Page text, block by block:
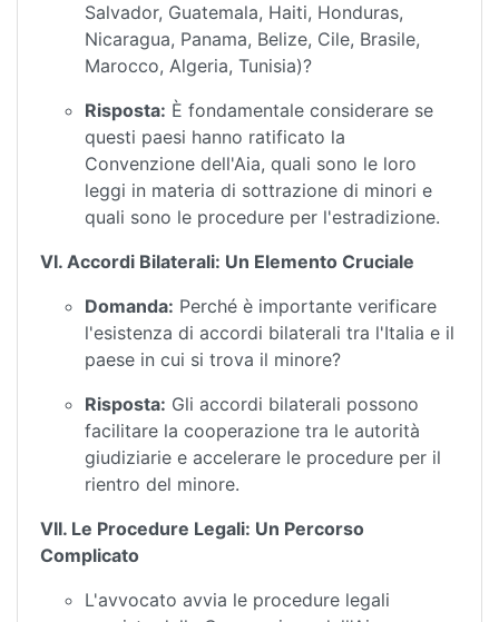
Salvador, Guatemala, Haiti, Honduras,
Nicaragua, Panama, Belize, Cile, Brasile,
Marocco, Algeria, Tunisia)?
Risposta: È fondamentale considerare se
questi paesi hanno ratificato la
Convenzione dell'Aia, quali sono le loro
leggi in materia di sottrazione di minori e
quali sono le procedure per l'estradizione.
VI. Accordi Bilaterali: Un Elemento Cruciale
Domanda: Perché è importante verificare
l'esistenza di accordi bilaterali tra l'Italia e il
paese in cui si trova il minore?
Risposta: Gli accordi bilaterali possono
facilitare la cooperazione tra le autorità
giudiziarie e accelerare le procedure per il
rientro del minore.
VII. Le Procedure Legali: Un Percorso
Complicato
L'avvocato avvia le procedure legali